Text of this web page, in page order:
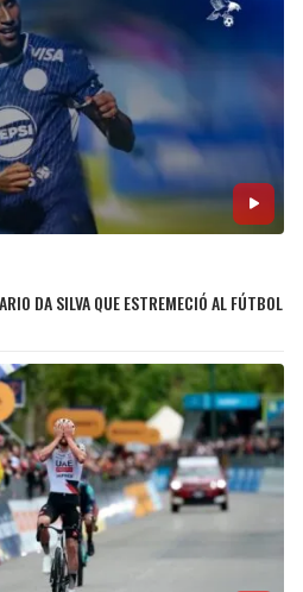
DA SILVA QUE ESTREMECIÓ AL FÚTBOL